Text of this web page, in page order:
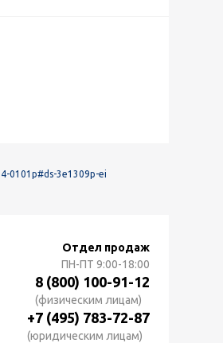
0101p#ds-3e1309p-ei
Отдел продаж
ПН-ПТ 9:00-18:00
8 (800) 100-91-12
(физическим лицам)
+7 (495) 783-72-87
(юридическим лицам)